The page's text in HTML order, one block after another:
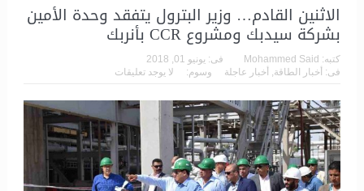
الاثنين القادم… وزير البترول يتفقد وحدة الأمين
بشركة سيدبك ومشروع CCR بأنربك
كتبه: Mohammed Said فى: يونيو 01, 2018
فى: أخبار الطاقة, أخبار عاجلة وسوم: لا يوجد تعليقات